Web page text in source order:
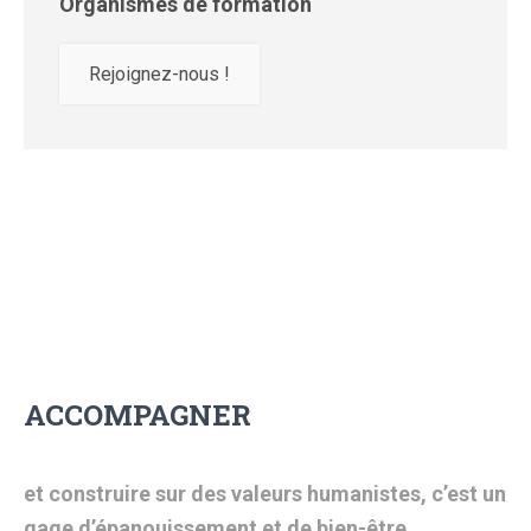
Rejoignez-nous !
ACCOMPAGNER
et construire sur des valeurs humanistes, c’est un